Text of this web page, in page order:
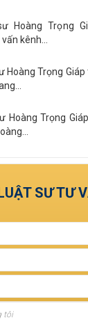
Hoàng Trọng
kênh...
Hoàng Trọng
Hoàng Trọng
SƯ TƯ